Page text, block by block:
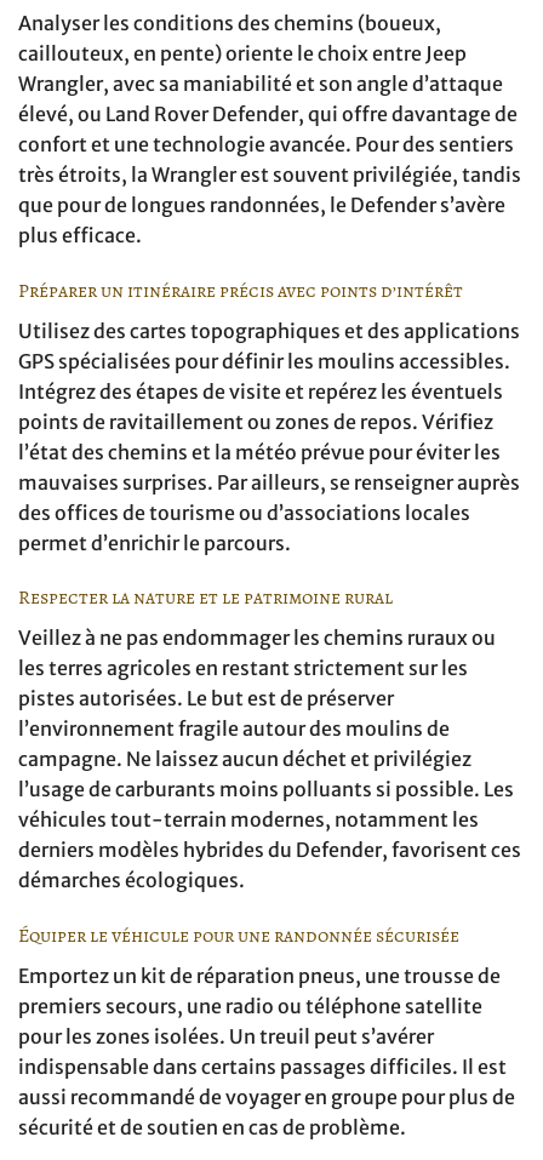
Analyser les conditions des chemins (boueux,
caillouteux, en pente) oriente le choix entre Jeep
Wrangler, avec sa maniabilité et son angle d’attaque
élevé, ou Land Rover Defender, qui offre davantage de
confort et une technologie avancée. Pour des sentiers
très étroits, la Wrangler est souvent privilégiée, tandis
que pour de longues randonnées, le Defender s’avère
plus efficace.
Préparer un itinéraire précis avec points d’intérêt
Utilisez des cartes topographiques et des applications
GPS spécialisées pour définir les moulins accessibles.
Intégrez des étapes de visite et repérez les éventuels
points de ravitaillement ou zones de repos. Vérifiez
l’état des chemins et la météo prévue pour éviter les
mauvaises surprises. Par ailleurs, se renseigner auprès
des offices de tourisme ou d’associations locales
permet d’enrichir le parcours.
Respecter la nature et le patrimoine rural
Veillez à ne pas endommager les chemins ruraux ou
les terres agricoles en restant strictement sur les
pistes autorisées. Le but est de préserver
l’environnement fragile autour des moulins de
campagne. Ne laissez aucun déchet et privilégiez
l’usage de carburants moins polluants si possible. Les
véhicules tout-terrain modernes, notamment les
derniers modèles hybrides du Defender, favorisent ces
démarches écologiques.
Équiper le véhicule pour une randonnée sécurisée
Emportez un kit de réparation pneus, une trousse de
premiers secours, une radio ou téléphone satellite
pour les zones isolées. Un treuil peut s’avérer
indispensable dans certains passages difficiles. Il est
aussi recommandé de voyager en groupe pour plus de
sécurité et de soutien en cas de problème.